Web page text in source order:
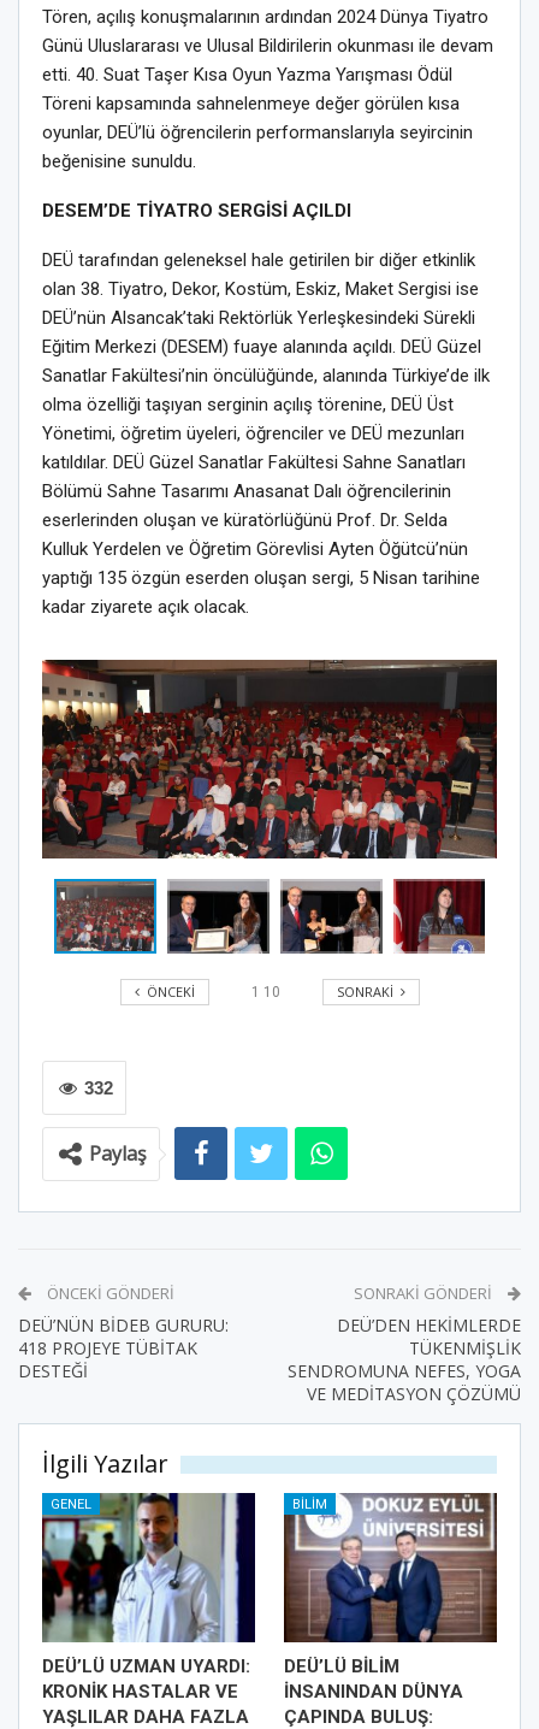
Tören, açılış konuşmalarının ardından 2024 Dünya Tiyatro
Günü Uluslararası ve Ulusal Bildirilerin okunması ile devam
etti. 40. Suat Taşer Kısa Oyun Yazma Yarışması Ödül
Töreni kapsamında sahnelenmeye değer görülen kısa
oyunlar, DEÜ’lü öğrencilerin performanslarıyla seyircinin
beğenisine sunuldu.
DESEM’DE TİYATRO SERGİSİ AÇILDI
DEÜ tarafından geleneksel hale getirilen bir diğer etkinlik
olan 38. Tiyatro, Dekor, Kostüm, Eskiz, Maket Sergisi ise
DEÜ’nün Alsancak’taki Rektörlük Yerleşkesindeki Sürekli
Eğitim Merkezi (DESEM) fuaye alanında açıldı. DEÜ Güzel
Sanatlar Fakültesi’nin öncülüğünde, alanında Türkiye’de ilk
olma özelliği taşıyan serginin açılış törenine, DEÜ Üst
Yönetimi, öğretim üyeleri, öğrenciler ve DEÜ mezunları
katıldılar. DEÜ Güzel Sanatlar Fakültesi Sahne Sanatları
Bölümü Sahne Tasarımı Anasanat Dalı öğrencilerinin
eserlerinden oluşan ve küratörlüğünü Prof. Dr. Selda
Kulluk Yerdelen ve Öğretim Görevlisi Ayten Öğütcü’nün
yaptığı 135 özgün eserden oluşan sergi, 5 Nisan tarihine
kadar ziyarete açık olacak.
ÖNCEKI 1 10 SONRAKI
332
Paylaş
ÖNCEKI GÖNDERI
DEÜ’NÜN BİDEB GURURU:
418 PROJEYE TÜBİTAK
DESTEĞİ
SONRAKI GÖNDERI
DEÜ’DEN HEKİMLERDE
TÜKENMİŞLİK
SENDROMUNA NEFES, YOGA
VE MEDİTASYON ÇÖZÜMÜ
İlgili Yazılar
GENEL
DEÜ’LÜ UZMAN UYARDI:
KRONİK HASTALAR VE
YAŞLILAR DAHA FAZLA
BILIM
DEÜ’LÜ BİLİM
İNSANINDAN DÜNYA
ÇAPINDA BULUŞ: